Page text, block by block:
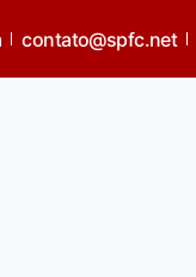
contato@spfc.net